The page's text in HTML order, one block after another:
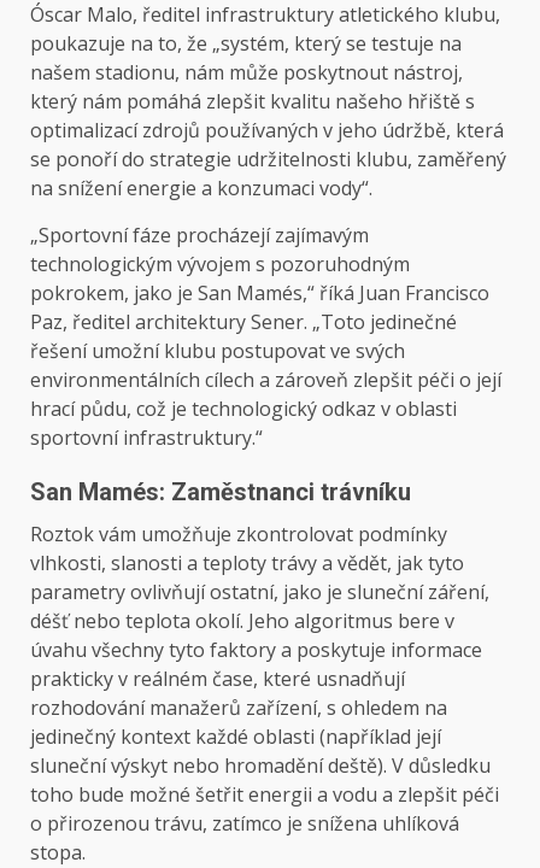
Óscar Malo, ředitel infrastruktury atletického klubu,
poukazuje na to, že „systém, který se testuje na
našem stadionu, nám může poskytnout nástroj,
který nám pomáhá zlepšit kvalitu našeho hřiště s
optimalizací zdrojů používaných v jeho údržbě, která
se ponoří do strategie udržitelnosti klubu, zaměřený
na snížení energie a konzumaci vody“.
„Sportovní fáze procházejí zajímavým
technologickým vývojem s pozoruhodným
pokrokem, jako je San Mamés,“ říká Juan Francisco
Paz, ředitel architektury Sener. „Toto jedinečné
řešení umožní klubu postupovat ve svých
environmentálních cílech a zároveň zlepšit péči o její
hrací půdu, což je technologický odkaz v oblasti
sportovní infrastruktury.“
San Mamés: Zaměstnanci trávníku
Roztok vám umožňuje zkontrolovat podmínky
vlhkosti, slanosti a teploty trávy a vědět, jak tyto
parametry ovlivňují ostatní, jako je sluneční záření,
déšť nebo teplota okolí. Jeho algoritmus bere v
úvahu všechny tyto faktory a poskytuje informace
prakticky v reálném čase, které usnadňují
rozhodování manažerů zařízení, s ohledem na
jedinečný kontext každé oblasti (například její
sluneční výskyt nebo hromadění deště). V důsledku
toho bude možné šetřit energii a vodu a zlepšit péči
o přirozenou trávu, zatímco je snížena uhlíková
stopa.